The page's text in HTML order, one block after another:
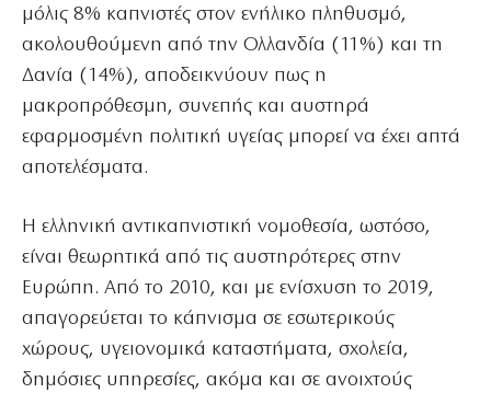
μόλις 8% καπνιστές στον ενήλικο πληθυσμό,
ακολουθούμενη από την Ολλανδία (11%) και τη
Δανία (14%), αποδεικνύουν πως η
μακροπρόθεσμη, συνεπής και αυστηρά
εφαρμοσμένη πολιτική υγείας μπορεί να έχει απτά
αποτελέσματα.
Η ελληνική αντικαπνιστική νομοθεσία, ωστόσο,
είναι θεωρητικά από τις αυστηρότερες στην
Ευρώπη. Από το 2010, και με ενίσχυση το 2019,
απαγορεύεται το κάπνισμα σε εσωτερικούς
χώρους, υγειονομικά καταστήματα, σχολεία,
δημόσιες υπηρεσίες, ακόμα και σε ανοιχτούς